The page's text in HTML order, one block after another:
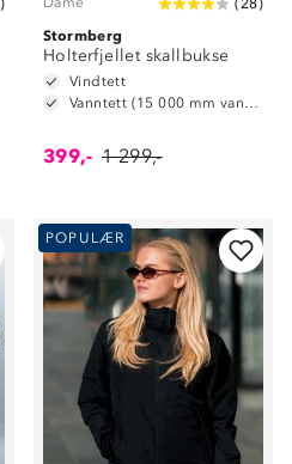
) ( 28)
Stormberg
Holterfjellet skallbukse
Vindtett
Vanntett (15 000 mm vannsøyle)
399,- 1 299,-
POPULÆR